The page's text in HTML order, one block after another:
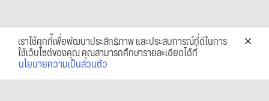
เราใช้คุกกี้เพื่อพัฒนาประสิทธิภาพ และประสบการณ์ที่ดีในการ
ใช้เว็บไซต์ของคุณ คุณสามารถศึกษารายละเอียดได้ที่
นโยบายความเป็นส่วนตัว